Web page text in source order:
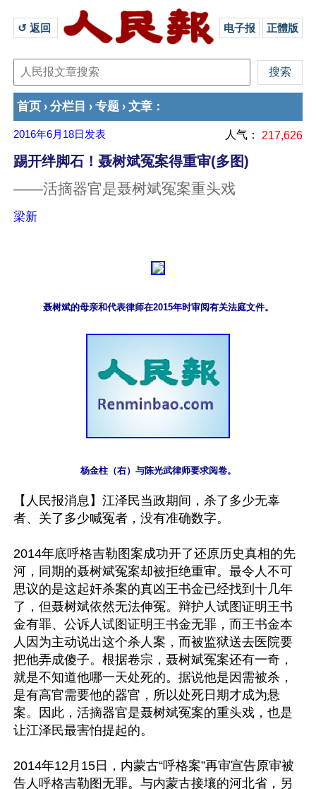
↺ 返回 电子报 正體版
首页 › 分栏目 › 专题 › 文章 ：
2016年6月18日 发表 人气： 217,626
踢开绊脚石！聂树斌冤案得重审(多图)
——活摘器官是聂树斌冤案重头戏
梁新
【人民报消息】江泽民当政期间，杀了多少无辜
者、关了多少喊冤者，没有准确数字。
2014年底呼格吉勒图案成功开了还原历史真相的先
河，同期的聂树斌冤案却被拒绝重审。最令人不可
思议的是这起奸杀案的真凶王书金已经找到十几年
了，但聂树斌依然无法伸冤。辩护人试图证明王书
金有罪、公诉人试图证明王书金无罪，而王书金本
人因为主动说出这个杀人案，而被监狱送去医院要
把他弄成傻子。根据卷宗，聂树斌冤案还有一奇，
就是不知道他哪一天处死的。据说他是因需被杀，
是有高官需要他的器官，所以处死日期才成为悬
案。因此，活摘器官是聂树斌冤案的重头戏，也是
让江泽民最害怕提起的。
2014年12月15日，内蒙古“呼格案”再审宣告原审被
告人呼格吉勒图无罪。与内蒙古接壤的河北省，另